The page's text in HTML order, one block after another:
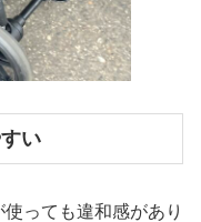
い
っても違和感があり